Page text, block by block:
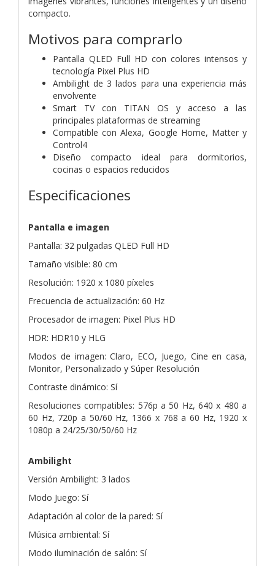
compacto.
Motivos para comprarlo
Pantalla QLED Full HD con colores intensos y
tecnología Pixel Plus HD
Ambilight de 3 lados para una experiencia más
envolvente
Smart TV con TITAN OS y acceso a las
principales plataformas de streaming
Compatible con Alexa, Google Home, Matter y
Control4
Diseño compacto ideal para dormitorios,
cocinas o espacios reducidos
Especificaciones
Pantalla e imagen
Pantalla: 32 pulgadas QLED Full HD
Tamaño visible: 80 cm
Resolución: 1920 x 1080 píxeles
Frecuencia de actualización: 60 Hz
Procesador de imagen: Pixel Plus HD
HDR: HDR10 y HLG
Modos de imagen: Claro, ECO, Juego, Cine en casa,
Monitor, Personalizado y Súper Resolución
Contraste dinámico: Sí
Resoluciones compatibles: 576p a 50 Hz, 640 x 480 a
60 Hz, 720p a 50/60 Hz, 1366 x 768 a 60 Hz, 1920 x
1080p a 24/25/30/50/60 Hz
Ambilight
Versión Ambilight: 3 lados
Modo Juego: Sí
Adaptación al color de la pared: Sí
Música ambiental: Sí
Modo iluminación de salón: Sí